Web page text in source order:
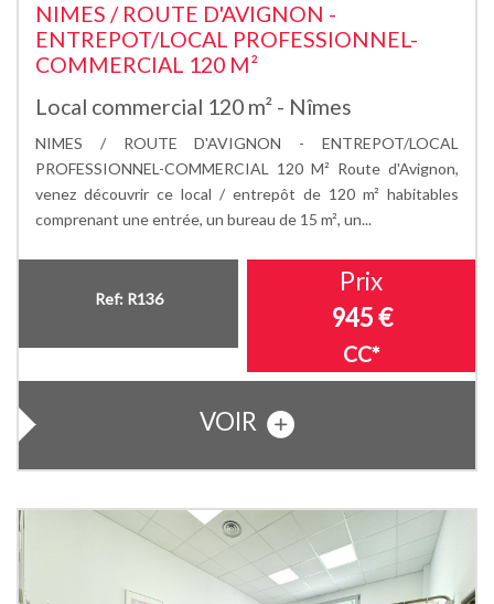
NIMES / ROUTE D'AVIGNON -
ENTREPOT/LOCAL PROFESSIONNEL-
COMMERCIAL 120 M²
Local commercial 120 m² - Nîmes
NIMES / ROUTE D'AVIGNON - ENTREPOT/LOCAL
PROFESSIONNEL-COMMERCIAL 120 M² Route d'Avignon,
venez découvrir ce local / entrepôt de 120 m² habitables
comprenant une entrée, un bureau de 15 m², un...
Ref: R136
Prix
945 €
CC*
VOIR